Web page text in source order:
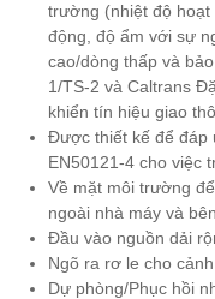
trường (nhiệt độ hoạt
động, độ ẩm với sự
cao/dòng thấp và
1/TS-2 và Caltrans
khiển tín hiệu giao
Được thiết kế để đáp
EN50121-4 cho việc
Về mặt môi trường
ngoài nhà máy và
Đầu vào nguồn dải
Ngõ ra rơ le cho
Dự phòng/Phục hồi